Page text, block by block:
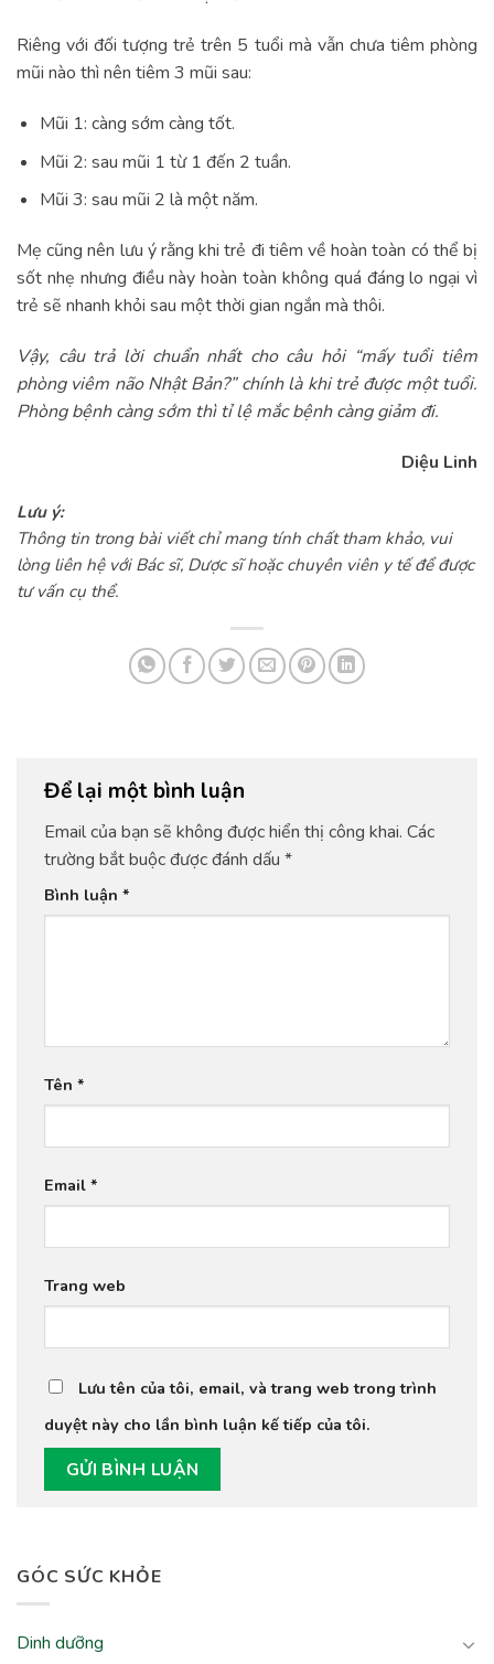
GÓC SỨC KHỎE
Dinh dưỡng
Riêng với đối tượng trẻ trên 5 tuổi mà vẫn chưa tiêm phòng
mũi nào thì nên tiêm 3 mũi sau:
Mũi 1: càng sớm càng tốt.
Mũi 2: sau mũi 1 từ 1 đến 2 tuần.
Mũi 3: sau mũi 2 là một năm.
Mẹ cũng nên lưu ý rằng khi trẻ đi tiêm về hoàn toàn có thể bị
sốt nhẹ nhưng điều này hoàn toàn không quá đáng lo ngại vì
trẻ sẽ nhanh khỏi sau một thời gian ngắn mà thôi.
Vậy, câu trả lời chuẩn nhất cho câu hỏi “mấy tuổi tiêm
phòng viêm não Nhật Bản?” chính là khi trẻ được một tuổi.
Phòng bệnh càng sớm thì tỉ lệ mắc bệnh càng giảm đi.
Diệu Linh
Lưu ý:
Thông tin trong bài viết chỉ mang tính chất tham khảo, vui
lòng liên hệ với Bác sĩ, Dược sĩ hoặc chuyên viên y tế để được
tư vấn cụ thể.
Để lại một bình luận
Email của bạn sẽ không được hiển thị công khai. Các
trường bắt buộc được đánh dấu *
Bình luận *
Tên *
Email *
Trang web
Lưu tên của tôi, email, và trang web trong trình
duyệt này cho lần bình luận kế tiếp của tôi.